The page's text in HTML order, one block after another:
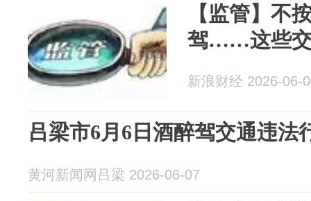
【监管】不
驾……这些交
新浪财经 2026-06-
吕梁市6月6日酒醉驾交通违法
黄河新闻网吕梁 2026-06-07